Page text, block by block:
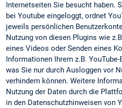
Internetseiten Sie besucht haben.
bei Youtube eingeloggt, ordnet
jeweils persönlichen
Nutzung von diesen Plugins wie
eines Videos oder Senden eines
Informationen Ihrem z.B.
was Sie nur durch Ausloggen vor
verhindern können. Weitere
Nutzung der Daten durch die
in den Datenschutzhinweisen von